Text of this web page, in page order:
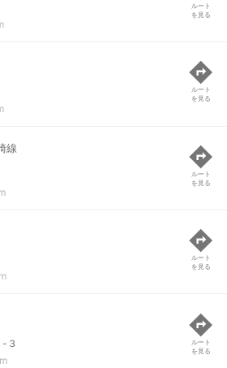
ルート
を見る
ルート
を見る
線
ルート
を見る
ルート
を見る
３
ルート
を見る